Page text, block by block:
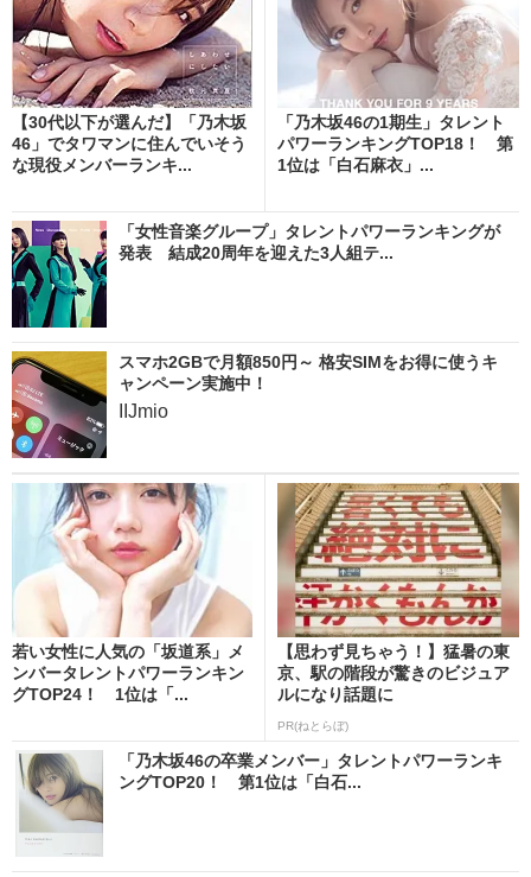
【30代以下が選んだ】「乃木坂
46」でタワマンに住んでいそう
な現役メンバーランキ...
「乃木坂46の1期生」タレント
パワーランキングTOP18！ 第
1位は「白石麻衣」...
「女性音楽グループ」タレントパワーランキングが
発表 結成20周年を迎えた3人組テ...
スマホ2GBで月額850円～ 格安SIMをお得に使うキ
ャンペーン実施中！
IIJmio
若い女性に人気の「坂道系」メ
ンバータレントパワーランキン
グTOP24！ 1位は「...
【思わず見ちゃう！】猛暑の東
京、駅の階段が驚きのビジュア
ルになり話題に
PR(ねとらぼ)
「乃木坂46の卒業メンバー」タレントパワーランキ
ングTOP20！ 第1位は「白石...